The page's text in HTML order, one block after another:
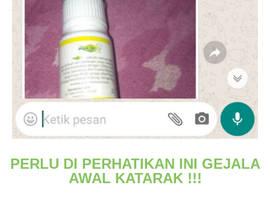
PERLU DI PERHATIKAN INI GEJALA
AWAL KATARAK !!!